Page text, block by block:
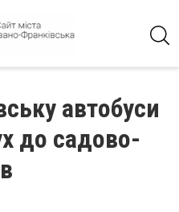
автобуси
до садово-